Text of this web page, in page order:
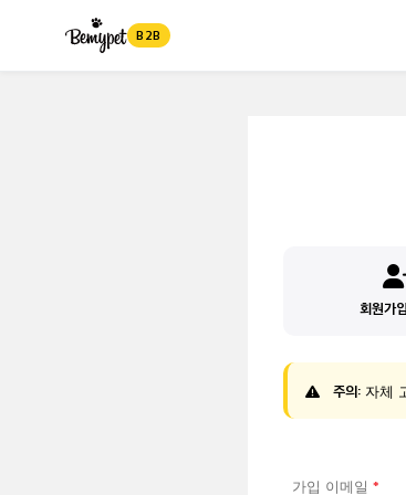
B2B
회원가
주의: 자체
가입 이메일 *